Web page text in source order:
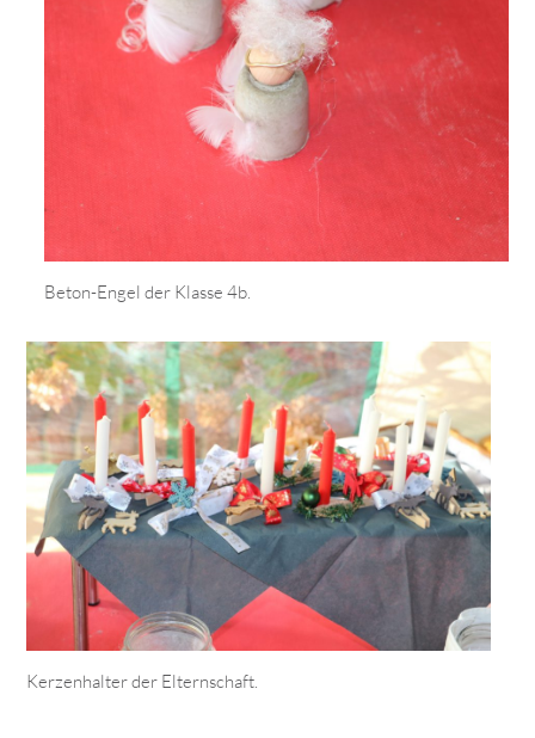
Beton-Engel der Klasse 4b.
Kerzenhalter der Elternschaft.